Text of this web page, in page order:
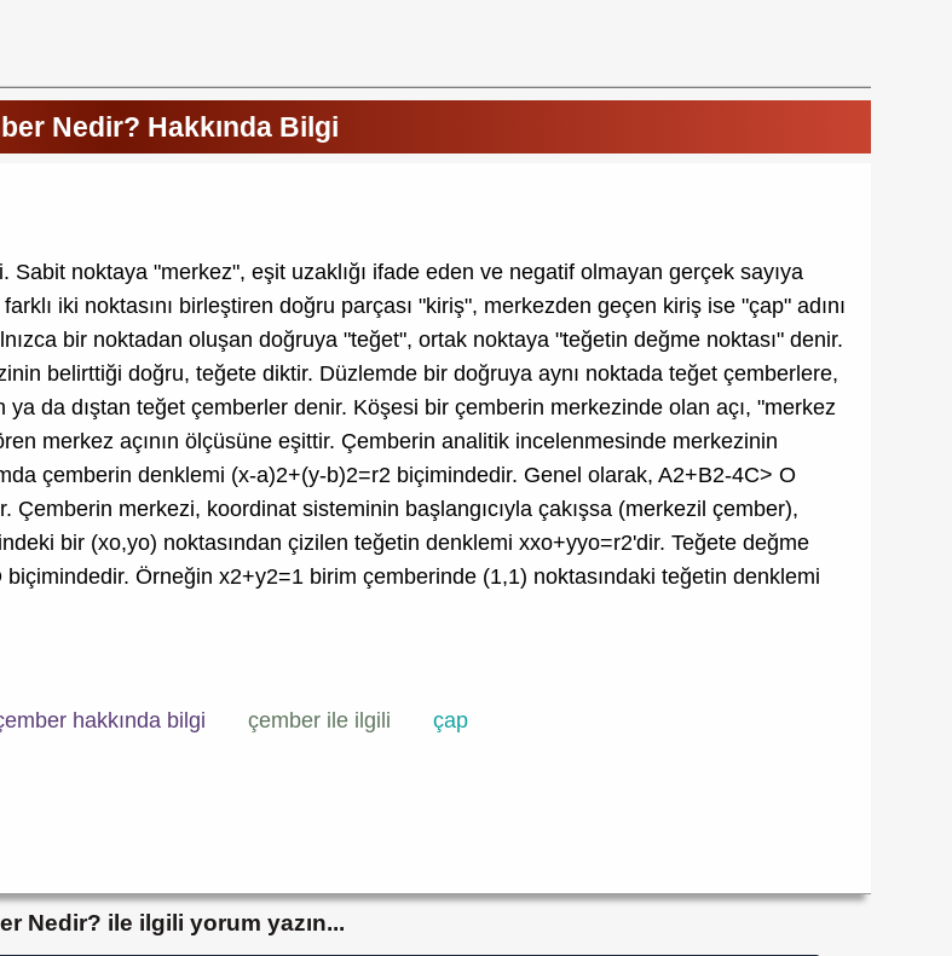
Nedir? Hakkında Bilgi
noktaya "merkez", eşit uzaklığı ifade eden ve negatif olmayan gerçek sayıya
iki noktasını birleştiren doğru parçası "kiriş", merkezden geçen kiriş ise "çap" adını
bir noktadan oluşan doğruya "teğet", ortak noktaya "teğetin değme noktası" denir.
belirttiği doğru, teğete diktir. Düzlemde bir doğruya aynı noktada teğet çemberlere,
ya da dıştan teğet çemberler denir. Köşesi bir çemberin merkezinde olan açı, "merkez
merkez açının ölçüsüne eşittir. Çemberin analitik incelenmesinde merkezinin
çemberin denklemi (x-a)2+(y-b)2=r2 biçimindedir. Genel olarak, A2+B2-4C> O
merkezi, koordinat sisteminin başlangıcıyla çakışsa (merkezil çember),
bir (xo,yo) noktasından çizilen teğetin denklemi xxo+yyo=r2'dir. Teğete değme
Örneğin x2+y2=1 birim çemberinde (1,1) noktasındaki teğetin denklemi
hakkında bilgi çember ile ilgili çap
Nedir? ile ilgili yorum yazın...